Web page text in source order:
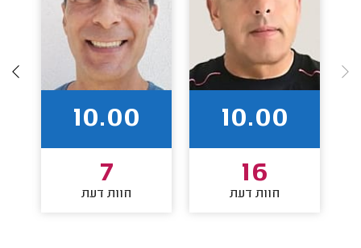
10.00
16
חוות דעת
10.00
7
חוות דעת